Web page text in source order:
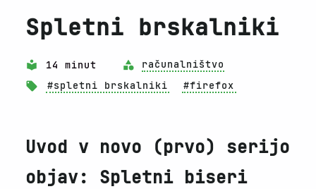
Spletni brskalniki
14 minut
računalništvo
#spletni brskalniki
#firefox
Uvod v novo (prvo) serijo
objav: Spletni biseri